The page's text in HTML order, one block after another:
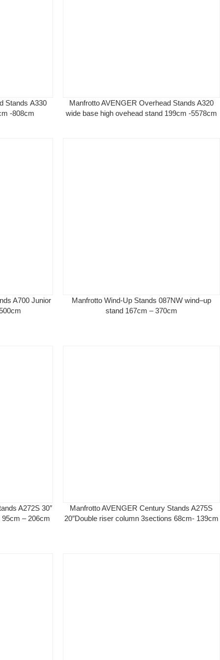
Stands Α330
-808cm
Manfrotto AVENGER Overhead Stands A320
wide base high ovehead stand 199cm -5578cm
A700 Junior
Manfrotto Wind-Up Stands 087NW wind–up
stand 167cm – 370cm
A272S 30″
– 206cm
Manfrotto AVENGER Century Stands A275S
20″Double riser column 3sections 68cm- 139cm